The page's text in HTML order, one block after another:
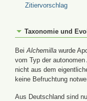
Zitiervorschlag
Taxonomie und
BeiAlchemilla wurde
vom Typ der
nicht aus dem
keine Befruchtung
Aus Deutschland sind